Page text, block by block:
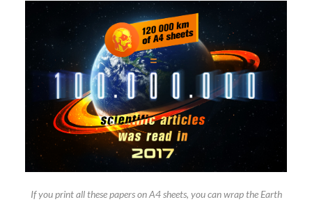
If you print all these papers on A4 sheets, you can wrap the Earth